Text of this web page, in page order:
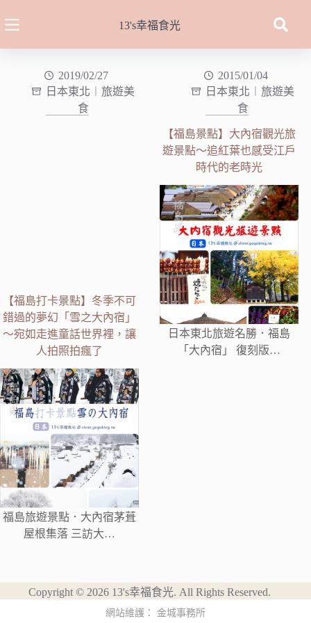
至
13's幸福食光
2019/02/27
日本東北︱旅遊美
食
【福島打卡景點】冬季不可
錯過的夢幻「雪之大內宿」
～宛如走進童話世界裡，讓
人拍照拍瘋了
福島旅遊景點．大內宿茅葺
屋根集落 三訪大…
2015/01/04
日本東北︱旅遊美
食
【福島景點】大內宿觀光旅
遊景點～追紅葉也感受江戶
時代的老時光
日本東北旅遊名勝．福島
「大內宿」 復刻版…
Copyright © 2026 13's幸福食光. All Rights Reserved.
網站維護： 金城事務所